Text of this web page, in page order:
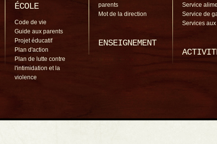
ÉCOLE
Code de vie
Guide aux parents
Projet éducatif
Plan d'action
Plan de lutte contre
l'intimidation et la
violence
parents
Mot de la direction
ENSEIGNEMENT
Service
Service de
Services